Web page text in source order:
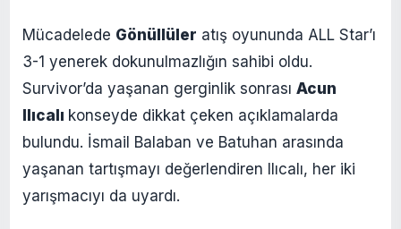
Mücadelede Gönüllüler atış oyununda ALL Star’ı
3-1 yenerek dokunulmazlığın sahibi oldu.
Survivor’da yaşanan gerginlik sonrası Acun
Ilıcalı konseyde dikkat çeken açıklamalarda
bulundu. İsmail Balaban ve Batuhan arasında
yaşanan tartışmayı değerlendiren Ilıcalı, her iki
yarışmacıyı da uyardı.